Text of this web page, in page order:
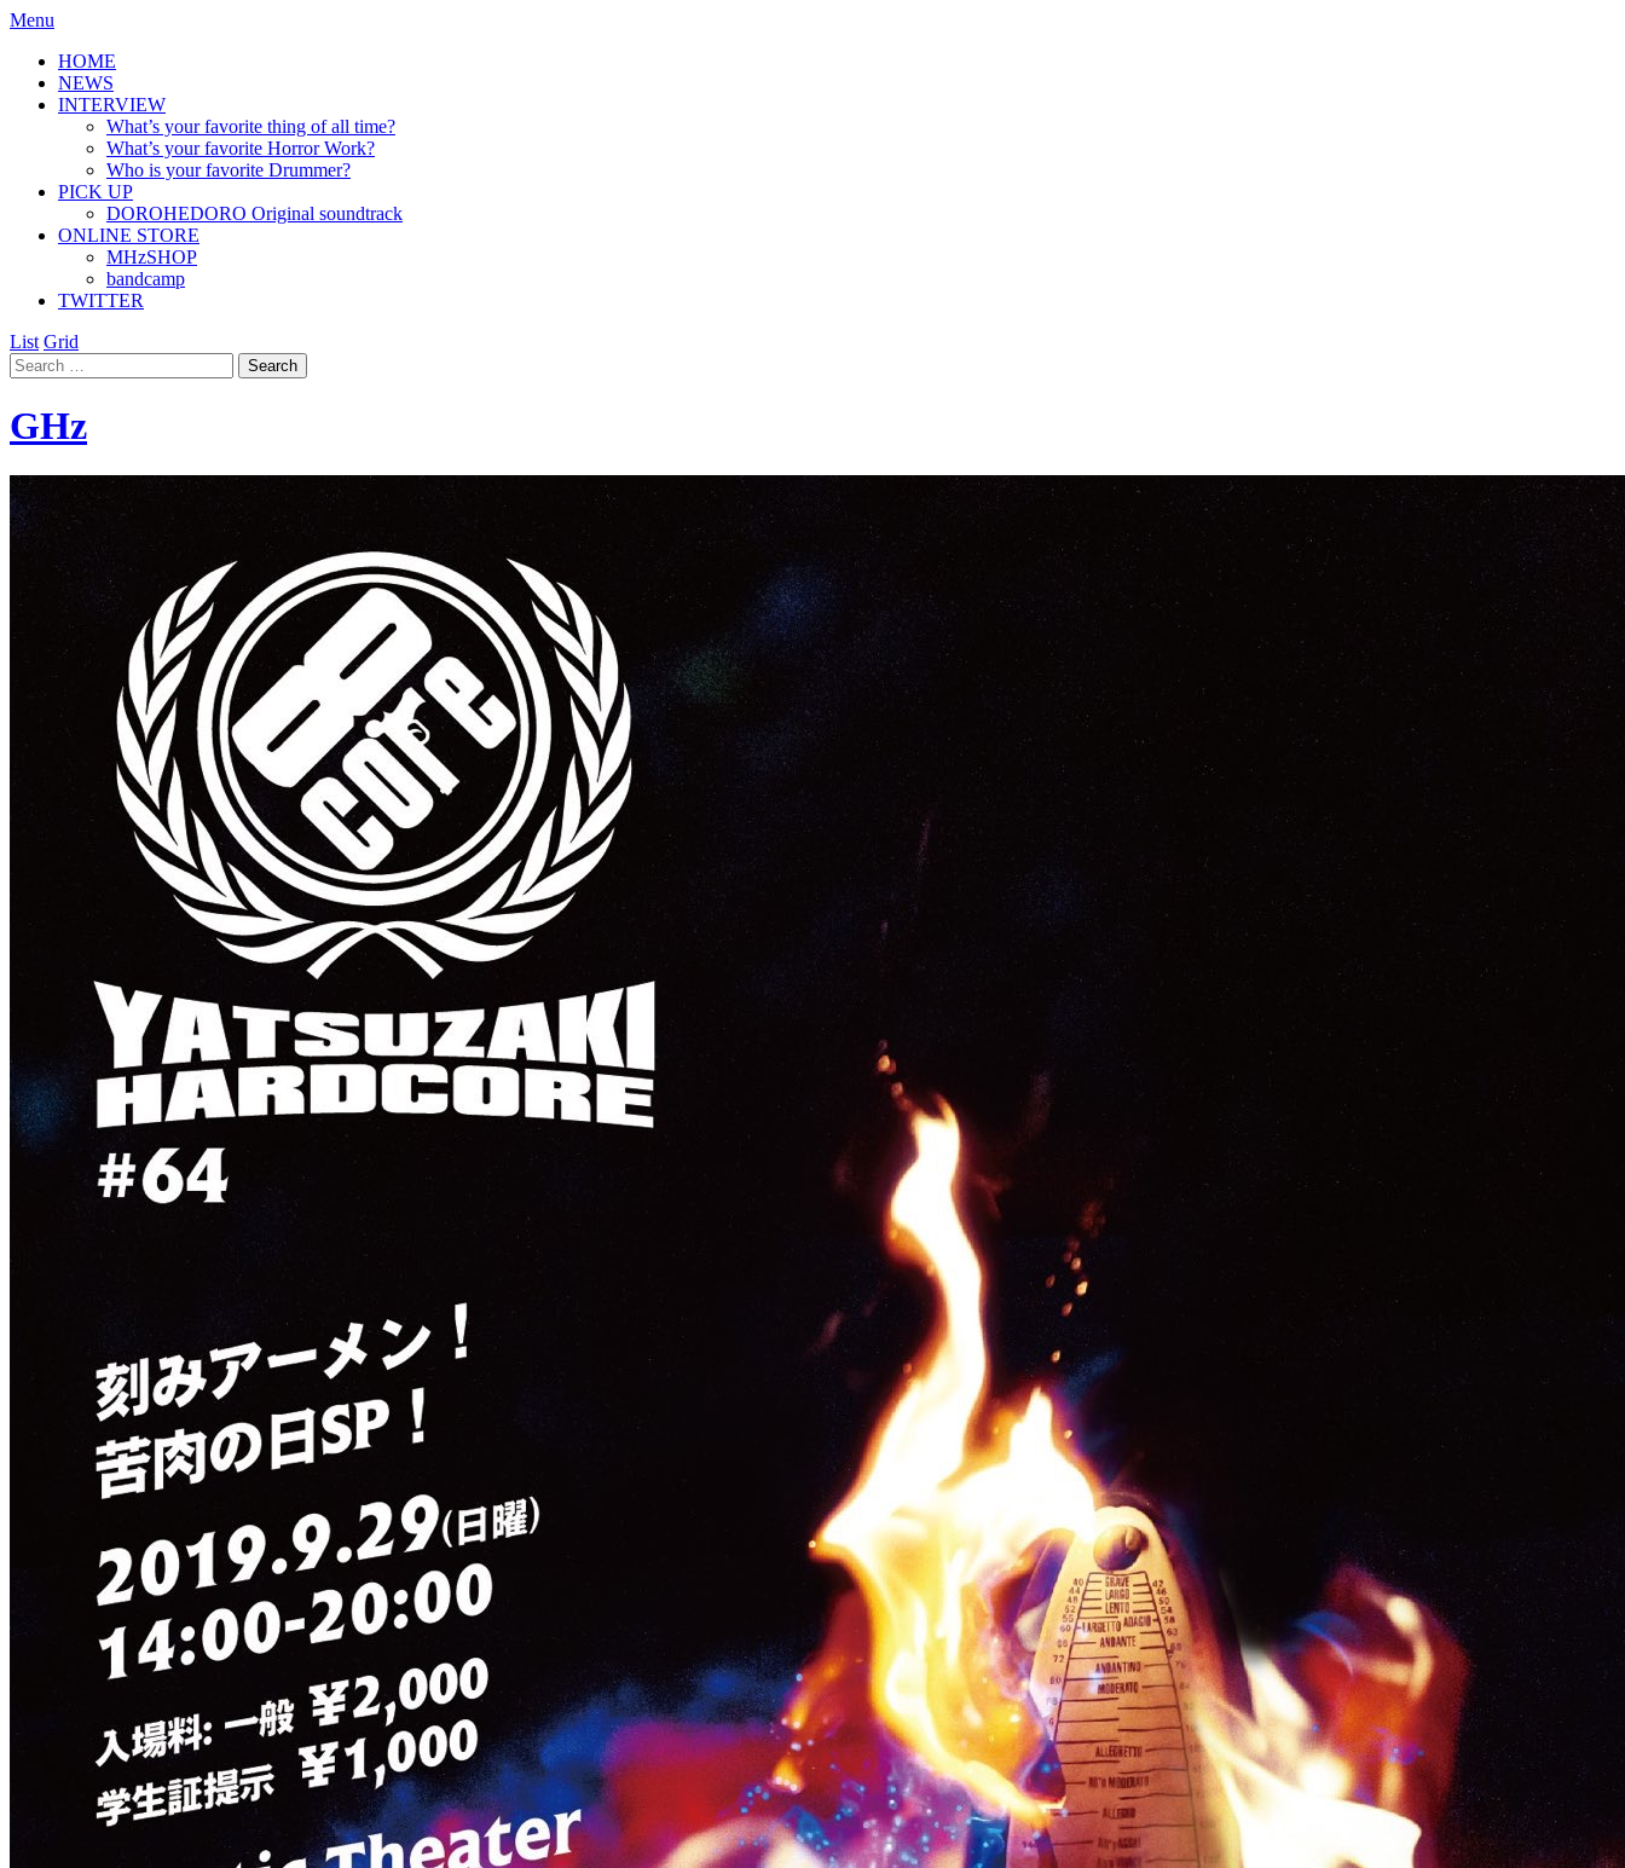
Menu
HOME
NEWS
INTERVIEW
What’s your favorite thing of all time?
What’s your favorite Horror Work?
Who is your favorite Drummer?
PICK UP
DOROHEDORO Original soundtrack
ONLINE STORE
MHzSHOP
bandcamp
TWITTER
List Grid
GHz